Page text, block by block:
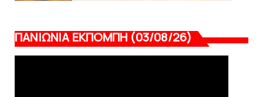
ΠΑΝΙΩΝΙΑ ΕΚΠΟΜΠΗ (03/08/26)